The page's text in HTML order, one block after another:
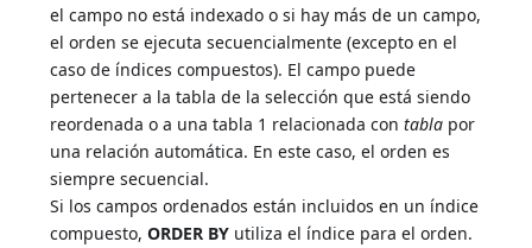
el campo no está indexado o si hay más de un campo,
el orden se ejecuta secuencialmente (excepto en el
caso de índices compuestos). El campo puede
pertenecer a la tabla de la selección que está siendo
reordenada o a una tabla 1 relacionada contabla por
una relación automática. En este caso, el orden es
siempre secuencial.
Si los campos ordenados están incluidos en un índice
compuesto,ORDER BY utiliza el índice para el orden.